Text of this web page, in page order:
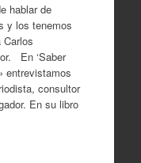
hablar de
y los tenemos
En ‘Saber
entrevistamos
consultor
En su libro